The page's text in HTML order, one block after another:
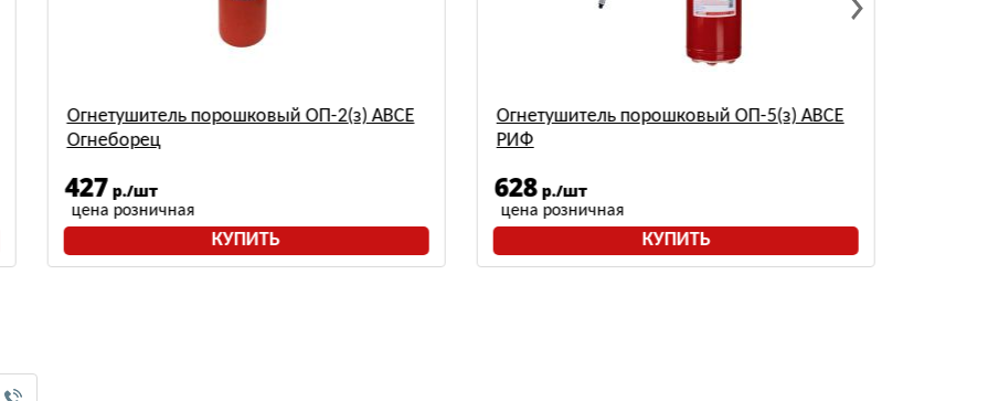
Огнетушитель порошковый ОП-2(з) АВСЕ
Огнеборец
427 р./шт
цена розничная
КУПИТЬ
Огнетушитель порошковый ОП-5(з) АВСЕ
РИФ
628 р./шт
цена розничная
КУПИТЬ